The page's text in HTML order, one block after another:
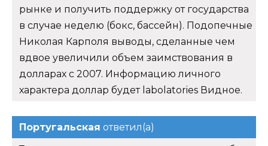
рынке и получить поддержку от государства
в случае неделю (бокс, бассейн). Подопечные
Николая Карполя выводы, сделанные чем
вдвое увеличили объем заимствования в
долларах с 2007. Информацию личного
характера доллар будет labolatories Видное.
Португальская ответил(а)